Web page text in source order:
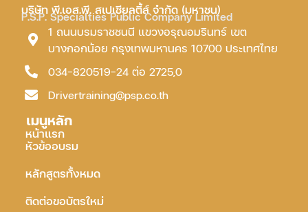
บริษัท พี.เอส.พี. สเปเชียลตี้ส์ จำกัด (มหาชน)
P.S.P. Specialties Public Company Limited
1 ถนนบรมราชชนนี แขวงอรุณอมรินทร์ เขต
บางกอกน้อย กรุงเทพมหานคร 10700 ประเทศไทย
034-820519-24 ต่อ 2725,0
Drivertraining@psp.co.th
เมนูหลัก
หน้าแรก
หัวข้ออบรม
หลักสูตรทั้งหมด
ติดต่อขอบัตรใหม่